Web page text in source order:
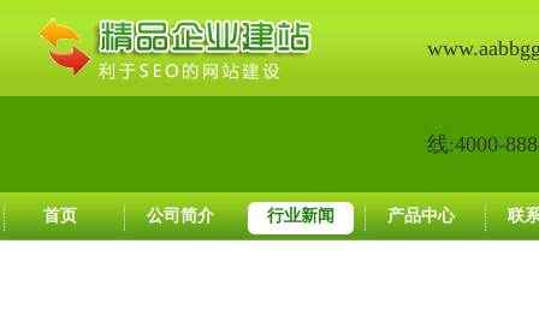
线:4000-
首页 公司简介 行业新闻 产品中心 联